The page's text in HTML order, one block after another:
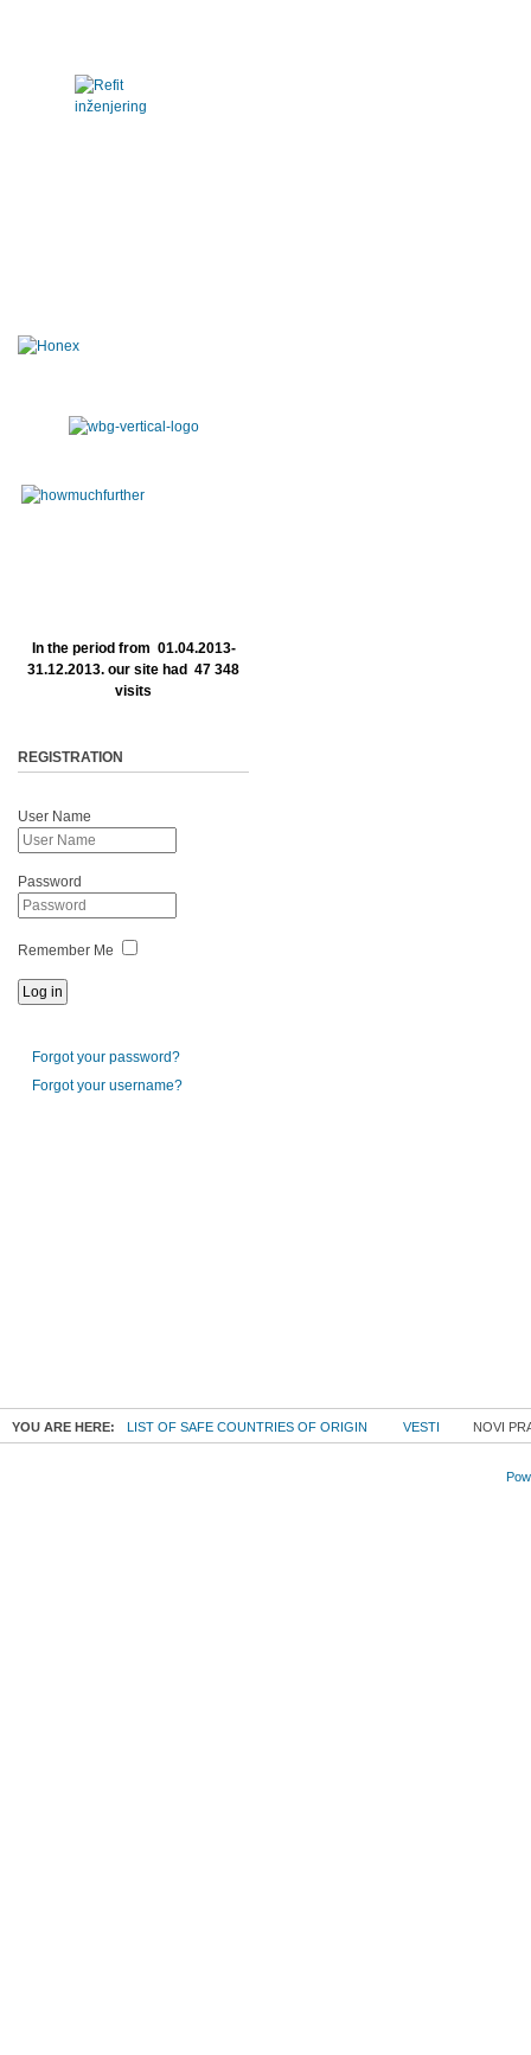
In the period from 01.04.2013-
31.12.2013. our site had 47 348
visits
REGISTRATION
User Name
Password
Remember Me
Forgot your password?
Forgot your username?
YOU ARE HERE: LIST OF SAFE COUNTRIES OF ORIGIN VESTI NOVI